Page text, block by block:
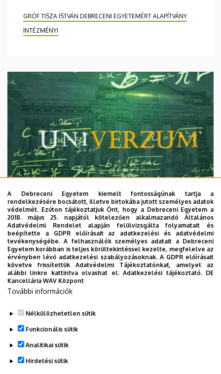
GRÓF TISZA ISTVÁN DEBRECENI EGYETEMÉRT ALAPÍTVÁNY
INTÉZMÉNYI
2026. augusztus 7.
Univerzum: A Debreceni Egyetem
titkos receptjei
KUTATÁS TUDOMÁNY
A Debreceni Egyetem kiemelt fontosságúnak tartja a
rendelkezésére bocsátott, illetve birtokába jutott személyes adatok
védelmét. Ezúton tájékoztatjuk Önt, hogy a Debreceni Egyetem a
2018. május 25. napjától kötelezően alkalmazandó Általános
Adatvédelmi Rendelet alapján felülvizsgálta folyamatait és
beépítette a GDPR előírásait az adatkezelési és adatvédelmi
tevékenységébe. A felhasználók személyes adatait a Debreceni
Egyetem korábban is teljes körültekintéssel kezelte, megfelelve az
érvényben lévő adatkezelési szabályozásoknak. A GDPR előírásait
követve frissítettük Adatvédelmi Tájékoztatónkat, amelyet az
alábbi linkre kattintva olvashat el:Adatkezelési tájékoztató. DE
Kancellária WAV Központ
További információk
Nélkülözhetetlen sütik
Funkcionális sütik
Analitikai sütik
Hirdetési sütik